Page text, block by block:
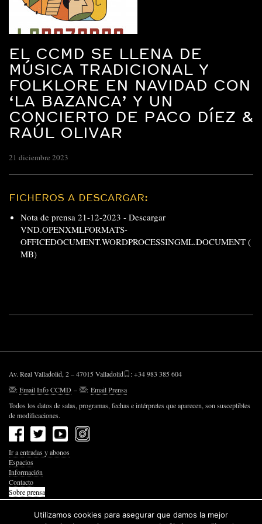
EL CCMD SE LLENA DE
MÚSICA TRADICIONAL Y
FOLKLORE EN NAVIDAD CON
‘LA BAZANCA’ Y UN
CONCIERTO DE PACO DÍEZ &
RAÚL OLIVAR
21 diciembre 2023
FICHEROS A DESCARGAR:
Nota de prensa 21-12-2023 - Descargar
VND.OPENXMLFORMATS-
OFFICEDOCUMENT.WORDPROCESSINGML.DOCUMENT (
MB)
Av. Real Valladolid, 2 – 47015 Valladolid
: +34 983 385 604
:Email Info CCMD – : Email Prensa
Todos los datos de salas, programas, fechas e intérpretes que aparecen, son susceptibles
de modificaciones.
Ir a entradas y abonos
Espacios
Información
Contacto
Sobre prensa
Política de Privacidad
Política de Cookies
Accesibilidad Web
Utilizamos cookies para asegurar que damos la mejor